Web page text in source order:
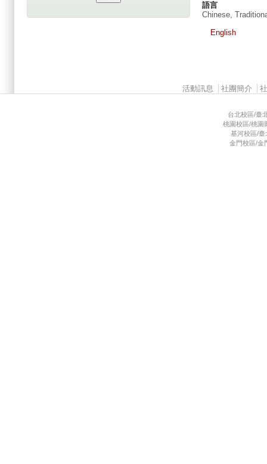
語言
Chinese,
English
活動訊息 社團簡介
台北校區/臺
桃園校區/桃園
基河校區/臺
金門校區/金